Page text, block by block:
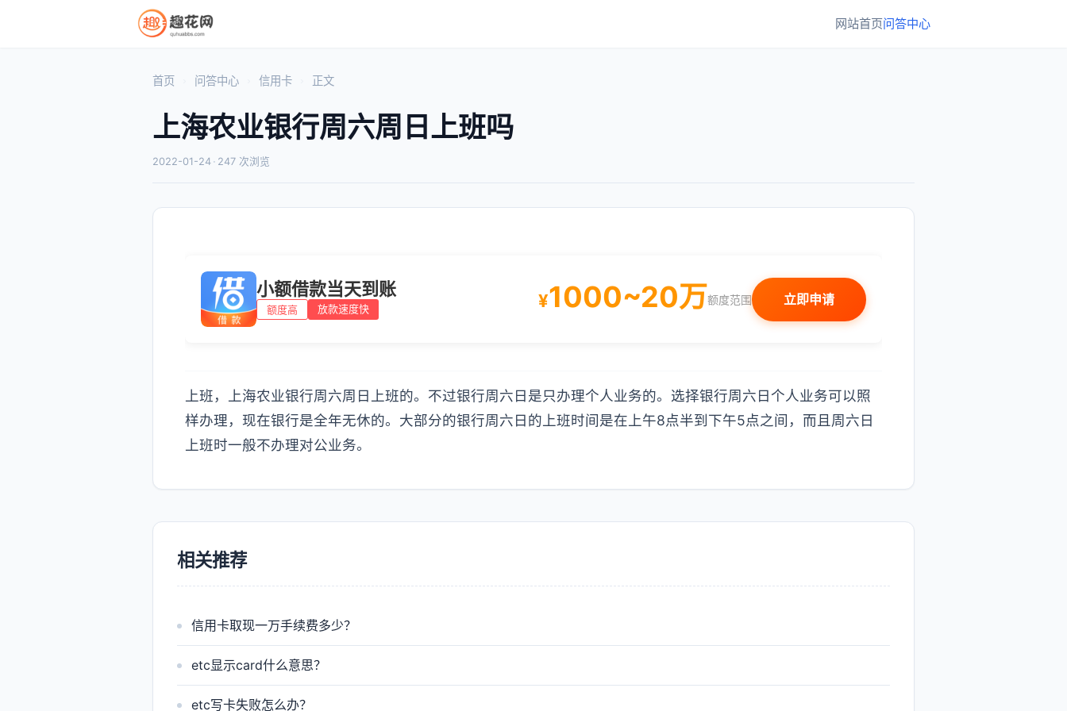
网站首页问答中心
首页 问答中心 信用卡 正文
上海农业银行周六周日上班吗
2022-01-24 · 247 次浏览
小额借款当天到账
额度高 放款速度快 ¥1000~20万额度范围 立即申请
上班，上海农业银行周六周日上班的。不过银行周六日是只办理个人业务的。选择银行周六日个人业务可以照
样办理，现在银行是全年无休的。大部分的银行周六日的上班时间是在上午8点半到下午5点之间，而且周六日
上班时一般不办理对公业务。
相关推荐
信用卡取现一万手续费多少？
etc显示card什么意思？
etc写卡失败怎么办？